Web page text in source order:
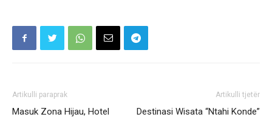
Artikulli paraprak
Masuk Zona Hijau, Hotel
Artikulli tjetër
Destinasi Wisata “Ntahi Konde”